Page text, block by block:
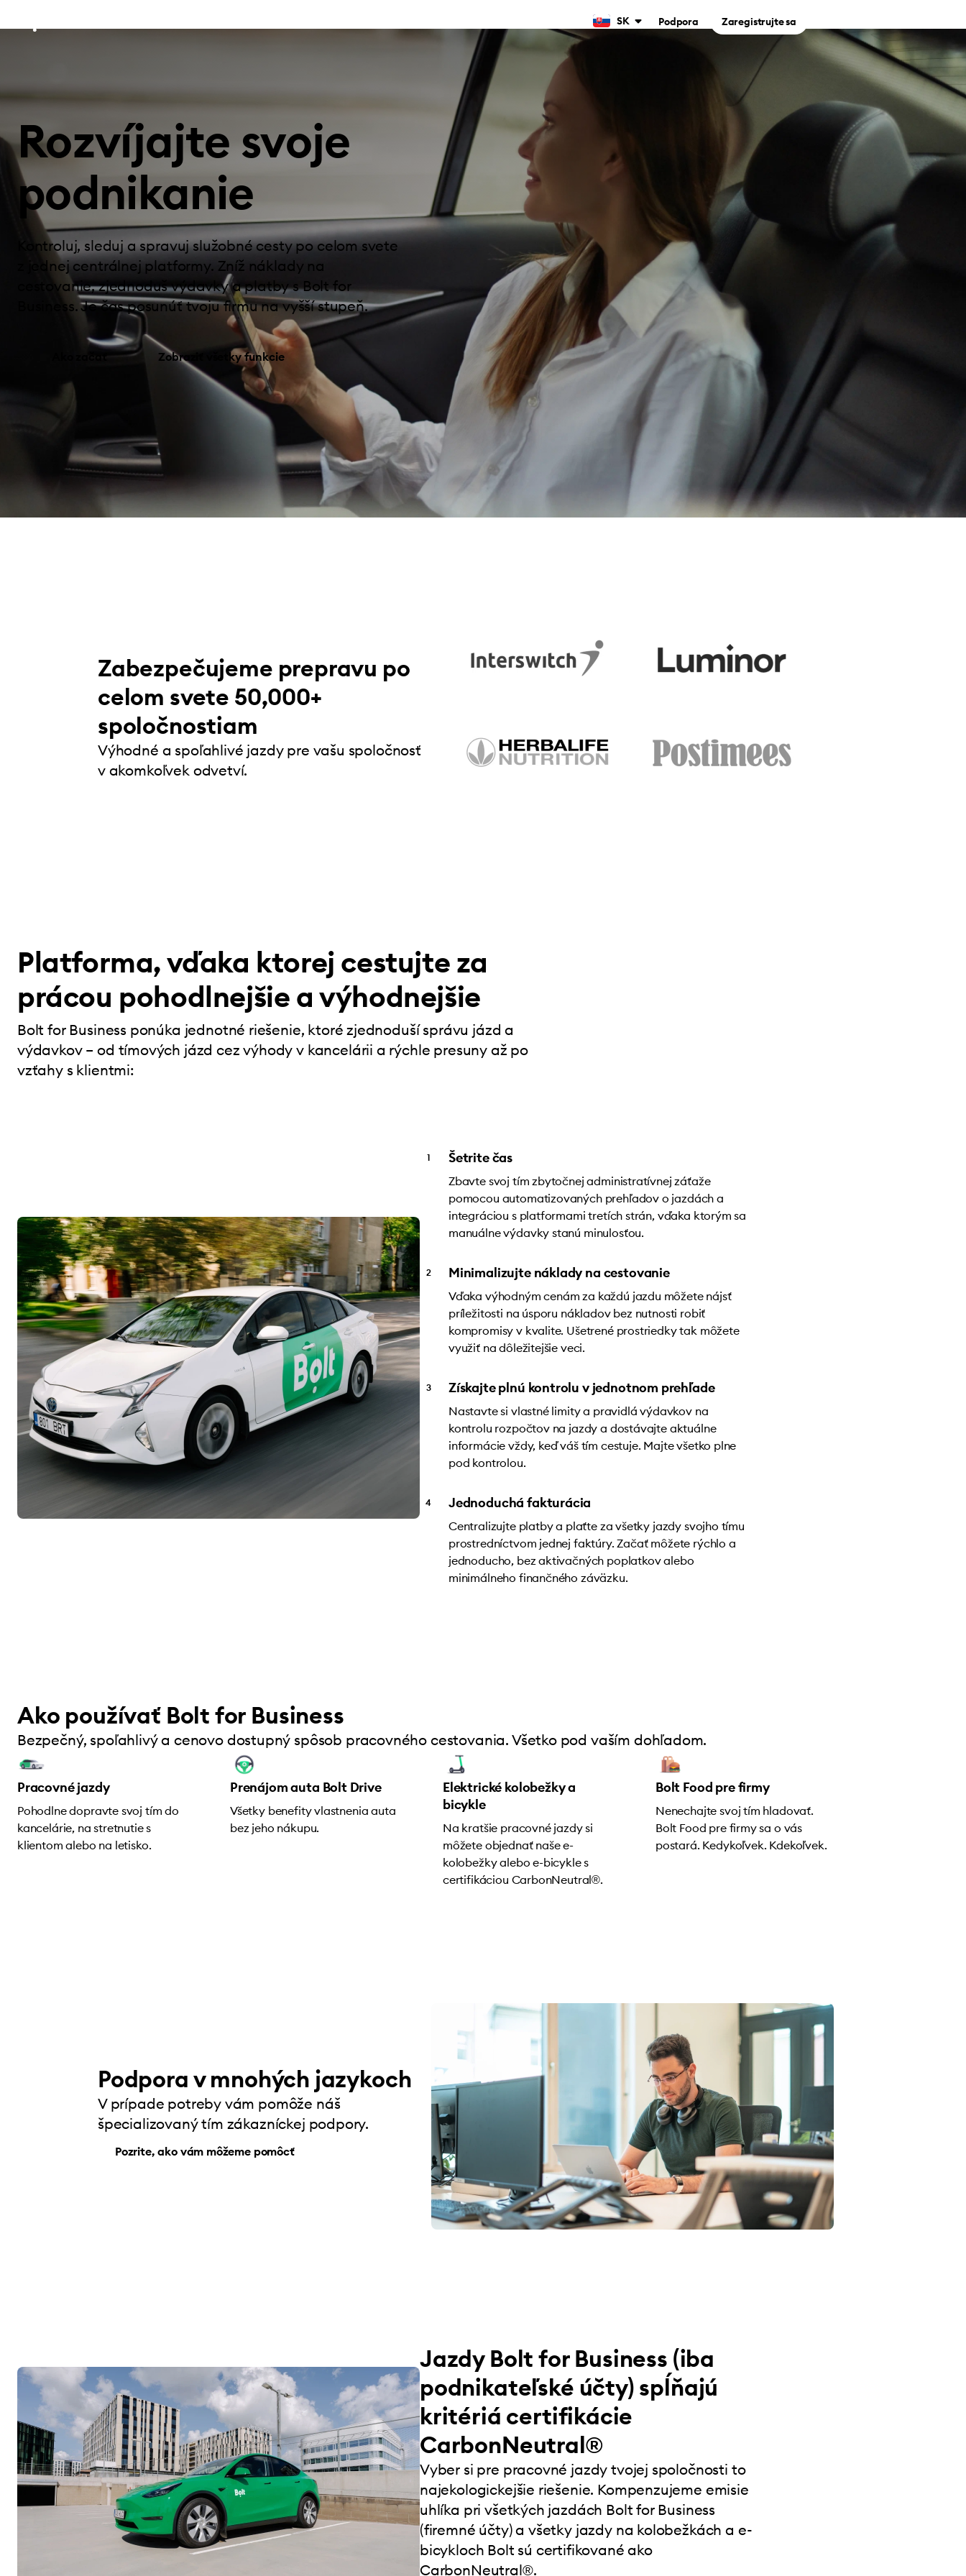
SK Podpora Zaregistrujte sa
Rozvíjajte svoje
podnikanie
Kontroluj, sleduj a spravuj služobné cesty po celom svete
z jednej centrálnej platformy. Zníž náklady na
cestovanie, zjednoduš výdavky a platby s Bolt for
Business. Je čas posunúť tvoju firmu na vyšší stupeň.
Zobraziť všetky funkcie
Zabezpečujeme prepravu po
celom svete 50,000+
spoločnostiam
Výhodné a spoľahlivé jazdy pre vašu spoločnosť
v akomkoľvek odvetví.
Platforma, vďaka ktorej cestujte za
prácou pohodlnejšie a výhodnejšie
Bolt for Business ponúka jednotné riešenie, ktoré zjednoduší správu jázd a
výdavkov – od tímových jázd cez výhody v kancelárii a rýchle presuny až po
vzťahy s klientmi:
Šetrite čas
Zbavte svoj tím zbytočnej administratívnej záťaže
pomocou automatizovaných prehľadov o jazdách a
integráciou s platformami tretích strán, vďaka ktorým sa
manuálne výdavky stanú minulosťou.
Minimalizujte náklady na cestovanie
Vďaka výhodným cenám za každú jazdu môžete nájsť
príležitosti na úsporu nákladov bez nutnosti robiť
kompromisy v kvalite. Ušetrené prostriedky tak môžete
využiť na dôležitejšie veci.
Získajte plnú kontrolu v jednotnom prehľade
Nastavte si vlastné limity a pravidlá výdavkov na
kontrolu rozpočtov na jazdy a dostávajte aktuálne
informácie vždy, keď váš tím cestuje. Majte všetko plne
pod kontrolou.
Jednoduchá fakturácia
Centralizujte platby a plaťte za všetky jazdy svojho tímu
prostredníctvom jednej faktúry. Začať môžete rýchlo a
jednoducho, bez aktivačných poplatkov alebo
minimálneho finančného záväzku.
Ako používať Bolt for Business
Bezpečný, spoľahlivý a cenovo dostupný spôsob pracovného cestovania. Všetko pod vaším dohľadom.
Pracovné jazdy
Pohodlne dopravte svoj tím do
kancelárie, na stretnutie s
klientom alebo na letisko.
Prenájom auta Bolt Drive
Všetky benefity vlastnenia auta
bez jeho nákupu.
Elektrické kolobežky a
bicykle
Na kratšie pracovné jazdy si
môžete objednať naše e-
kolobežky alebo e-bicykle s
certifikáciou CarbonNeutral®.
Bolt Food pre firmy
Nenechajte svoj tím hladovať.
Bolt Food pre firmy sa o vás
postará. Kedykoľvek. Kdekoľvek.
Podpora v mnohých jazykoch
V prípade potreby vám pomôže náš
špecializovaný tím zákazníckej podpory.
Pozrite, ako vám môžeme pomôcť
Jazdy Bolt for Business (iba
podnikateľské účty) spĺňajú
kritériá certifikácie
CarbonNeutral®
Vyber si pre pracovné jazdy tvojej spoločnosti to
najekologickejšie riešenie. Kompenzujeme emisie
uhlíka pri všetkých jazdách Bolt for Business
(firemné účty) a všetky jazdy na kolobežkách a e-
bicykloch Bolt sú certifikované ako
CarbonNeutral®.